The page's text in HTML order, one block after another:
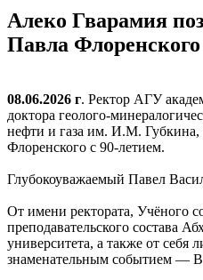
Алеко Гварамия
Павла
08.06.2026 г. Ректор АГУ
доктора геолого-
нефти и газа им. И.М. Губкина,
Флоренского с 90-летием.
Глубокоуважаемый Павел
​​От имени ректората, Учёного
преподавательского состава
университета, а также от себя
знаменательным событием —